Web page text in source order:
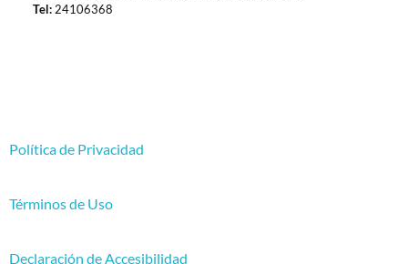
Tel:24106368
Política de Privacidad
Términos de Uso
Declaración de Accesibilidad